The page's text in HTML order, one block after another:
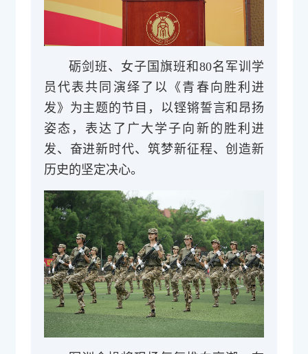
砺剑班、女子国旗班和80名军训学
员代表共同演绎了以《青春向胜利进
发》为主题的节目，以铿锵誓言和昂扬
姿态，表达了广大学子向新的胜利进
发、奋进新时代、筑梦新征程、创造新
历史的坚定决心。